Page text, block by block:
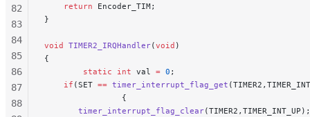
    return
Encoder_TIM;
}
void TIMER2_IRQHandler(void )
{
        static
int val = 0 ;
    if
(SET == timer_interrupt_flag_get
                {
       timer_interrupt_flag_clear
(TIMER2,TIMER_INT_UP);
82
83
84
85
86
87
88